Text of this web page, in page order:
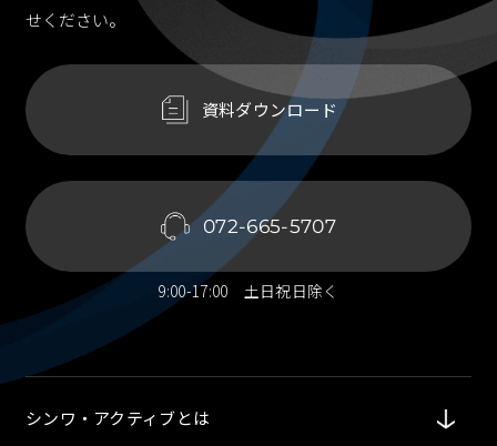
せください。
資料ダウンロード
072-665-5707
9:00-17:00 土日祝日除く
シンワ・アクティブとは